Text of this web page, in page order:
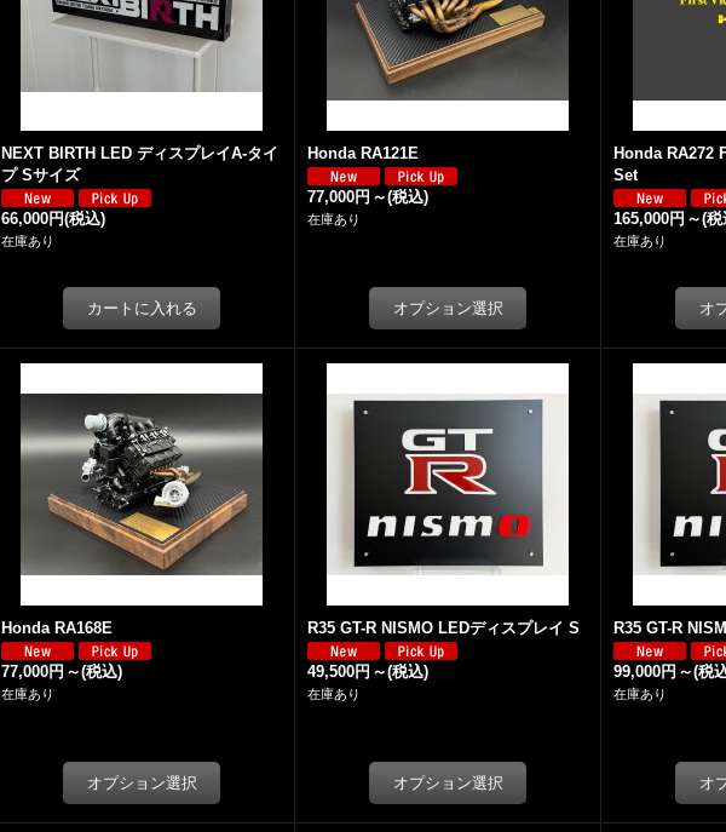
NEXT BIRTH LED ディスプレイA-タイ
プ Sサイズ
66,000円(税込)
在庫あり
Honda RA121E
77,000円 ～(税込)
在庫あり
Honda RA272
Set
165,000円 ～(税
在庫あり
Honda RA168E
77,000円 ～(税込)
在庫あり
R35 GT-R NISMO LEDディスプレイ S
49,500円 ～(税込)
在庫あり
R35 GT-R
99,000円 ～(税
在庫あり